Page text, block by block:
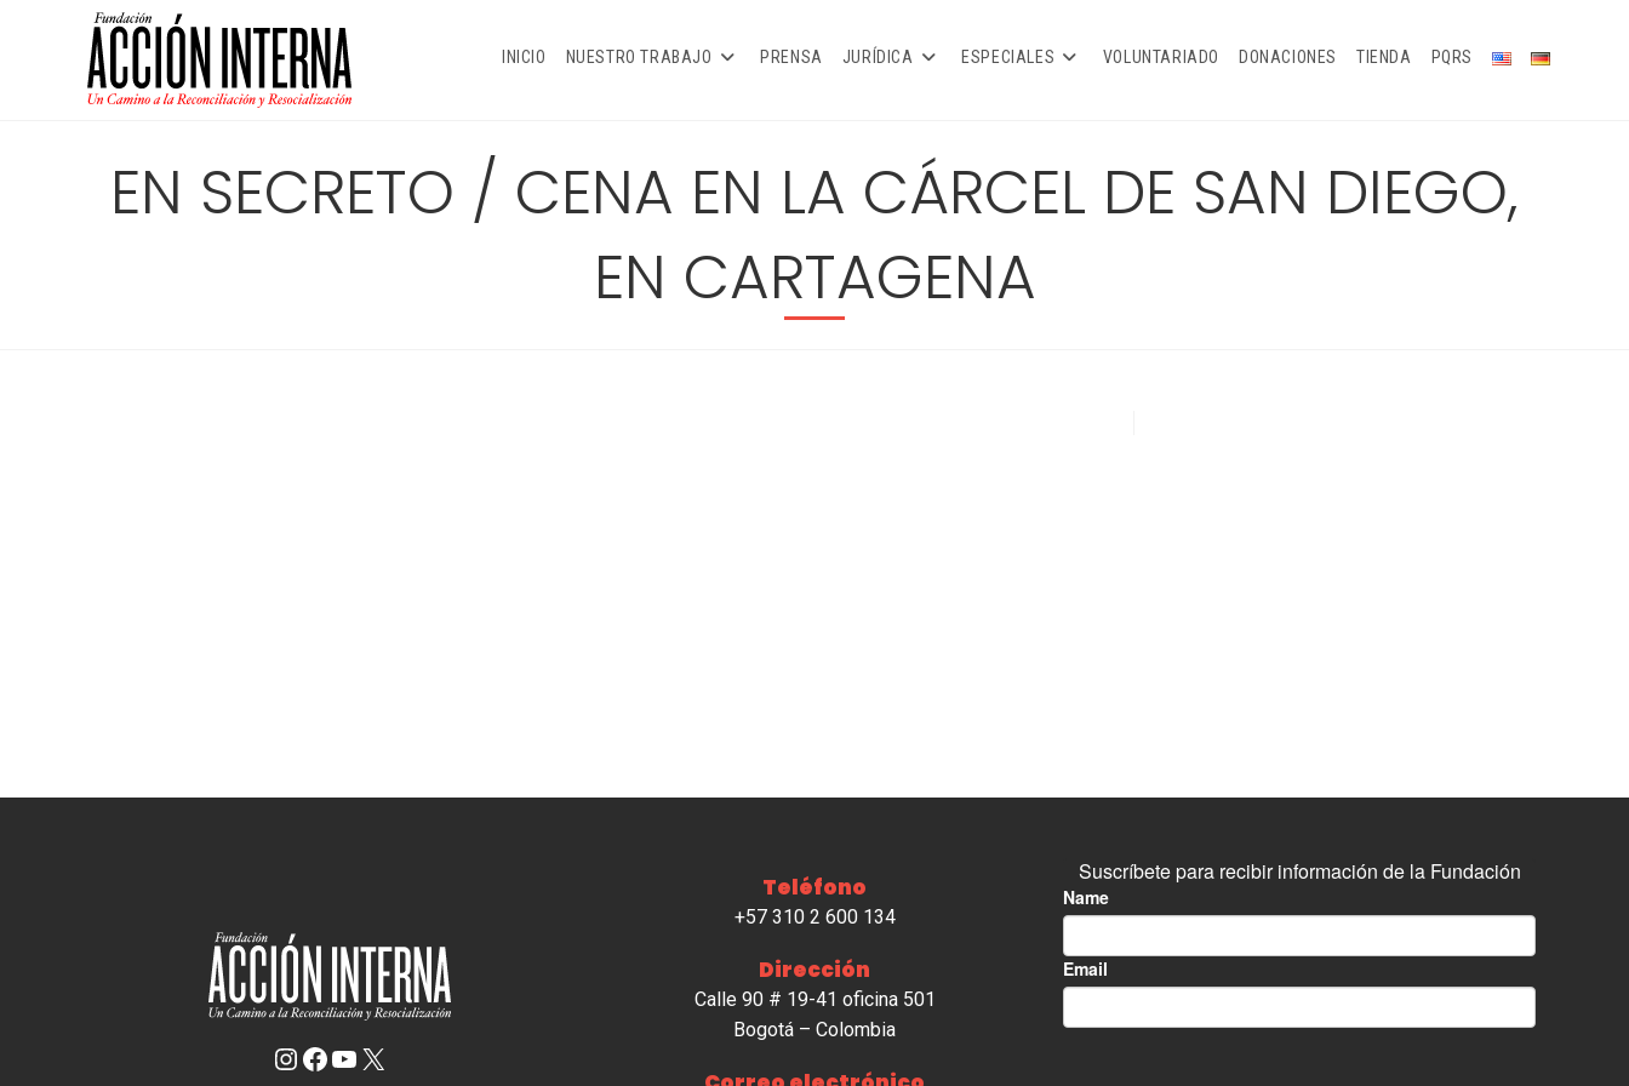
INICIO NUESTRO TRABAJO PRENSA JURÍDICA ESPECIALES VOLUNTARIADO DONACIONES TIENDA PQRS
EN SECRETO / CENA EN LA CÁRCEL DE SAN DIEGO,
EN CARTAGENA
Instagram Facebook YouTube X
Teléfono
+57 310 2 600 134
Dirección
Calle 90 # 19-41 oficina 501
Bogotá – Colombia